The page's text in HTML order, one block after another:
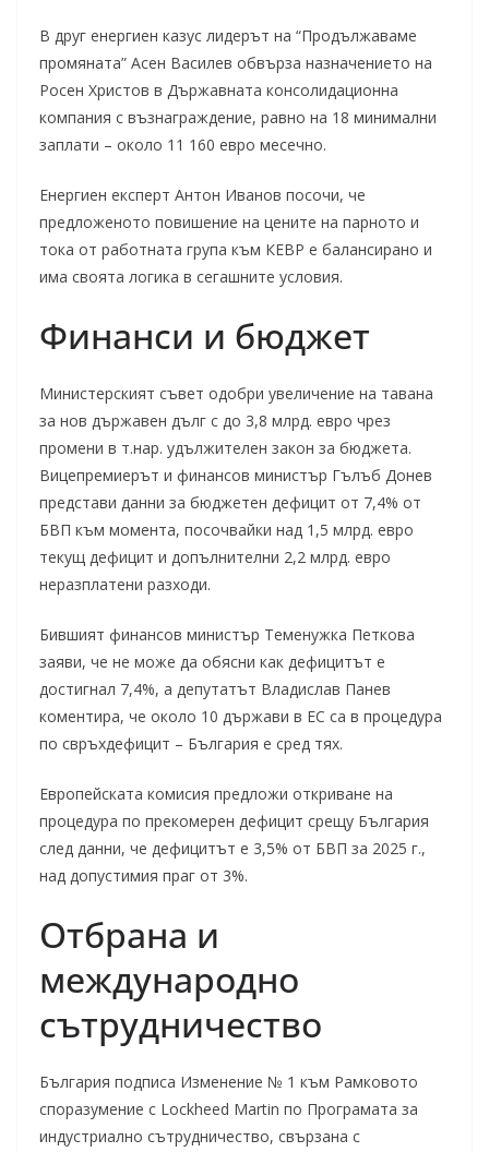
В друг енергиен казус лидерът на “Продължаваме
промяната” Асен Василев обвърза назначението на
Росен Христов в Държавната консолидационна
компания с възнаграждение, равно на 18 минимални
заплати – около 11 160 евро месечно.
Енергиен експерт Антон Иванов посочи, че
предложеното повишение на цените на парното и
тока от работната група към КЕВР е балансирано и
има своята логика в сегашните условия.
Финанси и бюджет
Министерският съвет одобри увеличение на тавана
за нов държавен дълг с до 3,8 млрд. евро чрез
промени в т.нар. удължителен закон за бюджета.
Вицепремиерът и финансов министър Гълъб Донев
представи данни за бюджетен дефицит от 7,4% от
БВП към момента, посочвайки над 1,5 млрд. евро
текущ дефицит и допълнителни 2,2 млрд. евро
неразплатени разходи.
Бившият финансов министър Теменужка Петкова
заяви, че не може да обясни как дефицитът е
достигнал 7,4%, а депутатът Владислав Панев
коментира, че около 10 държави в ЕС са в процедура
по свръхдефицит – България е сред тях.
Европейската комисия предложи откриване на
процедура по прекомерен дефицит срещу България
след данни, че дефицитът е 3,5% от БВП за 2025 г.,
над допустимия праг от 3%.
Отбрана и
международно
сътрудничество
България подписа Изменение № 1 към Рамковото
споразумение с Lockheed Martin по Програмата за
индустриално сътрудничество, свързана с